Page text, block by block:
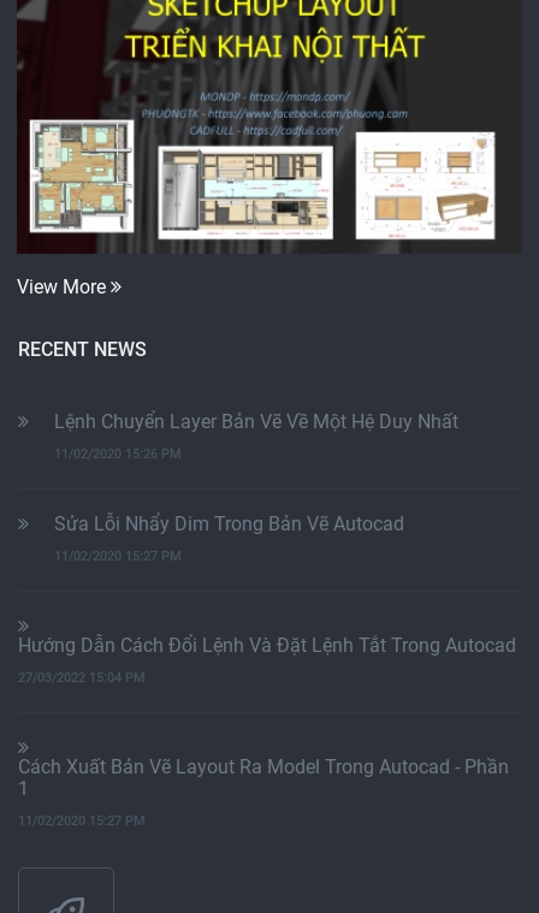
View More
RECENT NEWS
Lệnh Chuyển Layer Bản Vẽ Về Một Hệ Duy Nhất
11/02/2020 15:26 PM
Sửa Lỗi Nhẩy Dim Trong Bản Vẽ Autocad
11/02/2020 15:27 PM
Hướng Dẫn Cách Đổi Lệnh Và Đặt Lệnh Tắt Trong Autocad
27/03/2022 15:04 PM
Cách Xuất Bản Vẽ Layout Ra Model Trong Autocad - Phần
1
11/02/2020 15:27 PM